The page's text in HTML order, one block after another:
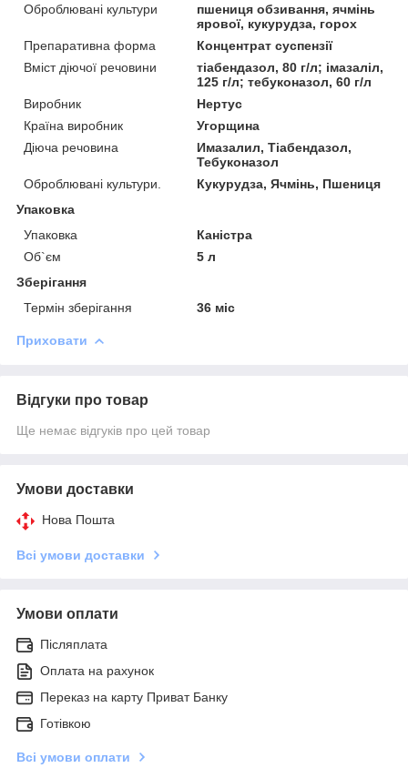
Оброблювані культури
пшениця обзивання, ячмінь
ярової, кукурудза, горох
Препаративна форма
Концентрат суспензії
Вміст діючої речовини
тіабендазол, 80 г/л; імазаліл,
125 г/л; тебуконазол, 60 г/л
Виробник
Нертус
Країна виробник
Угорщина
Діюча речовина
Имазалил, Тіабендазол,
Тебуконазол
Оброблювані культури.
Кукурудза, Ячмінь, Пшениця
Упаковка
Упаковка
Каністра
Об`єм
5 л
Зберігання
Термін зберігання
36 міс
Приховати
Відгуки про товар
Ще немає відгуків про цей товар
Умови доставки
Нова Пошта
Всі умови доставки
Умови оплати
Післяплата
Оплата на рахунок
Переказ на карту Приват Банку
Готівкою
Всі умови оплати